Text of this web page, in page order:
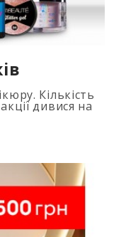
Кількість
дивися на